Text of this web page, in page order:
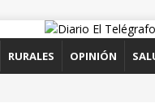
RURALES OPINIÓN